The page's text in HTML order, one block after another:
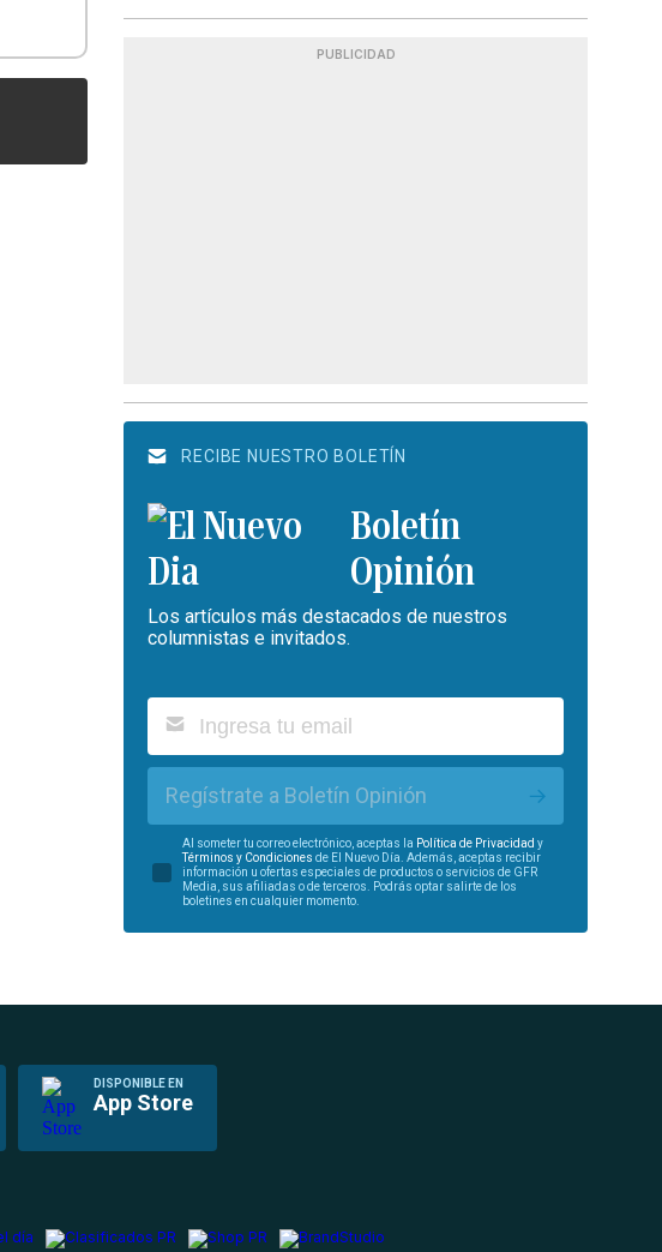
PUBLICIDAD
RECIBE NUESTRO BOLETÍN
Boletín
Opinión
Los artículos más destacados de nuestros
columnistas e invitados.
Regístrate a Boletín Opinión
Al someter tu correo electrónico, aceptas la Política de Privacidad y
Términos y Condiciones de El Nuevo Día. Además, aceptas recibir
información u ofertas especiales de productos o servicios de GFR
Media, sus afiliadas o de terceros. Podrás optar salirte de los
boletines en cualquier momento.
DISPONIBLE EN
App Store